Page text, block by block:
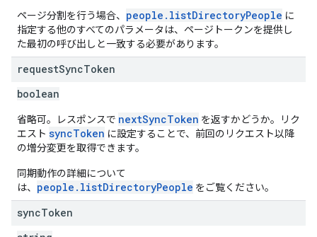
ページ分割を行う場合、 people.listDirectoryPeople に
指定する他のすべてのパラメータは、ページトークンを提供し
た最初の呼び出しと一致する必要があります。
requestSyncToken
boolean
省略可。レスポンスで nextSyncToken を返すかどうか。リク
エスト syncToken に設定することで、前回のリクエスト以降
の増分変更を取得できます。
同期動作の詳細について
は、 people.listDirectoryPeople をご覧ください。
syncToken